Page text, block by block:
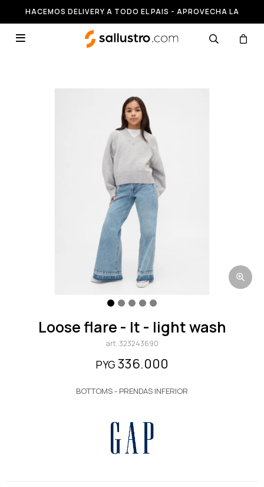
HACEMOS DELIVERY A TODO EL PAIS - APROVECHA LA
RUNNING HASTA 50% OFF

loose flare - lt - light wash
323243690
PYG 336.000
BOTTOMS - PRENDAS INFERIOR